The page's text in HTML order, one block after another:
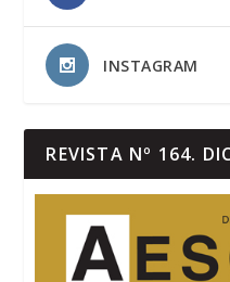
INSTAGRAM
REVISTA Nº 164.